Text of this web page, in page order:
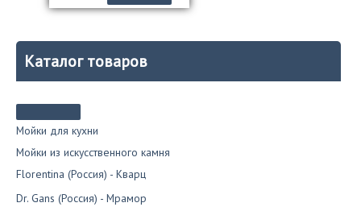
Каталог товаров
Мойки для кухни
Мойки из искусственного камня
Florentina (Россия) - Кварц
Dr. Gans (Россия) - Мрамор